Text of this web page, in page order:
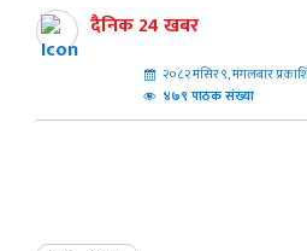
दैनिक 24 खबर
२०८२ मंसिर ९, मंगलबार
४७९ पाठक संख्या